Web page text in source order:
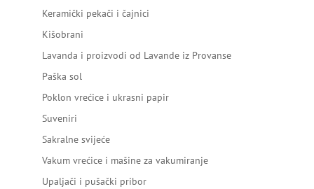
Keramički pekači i čajnici
Kišobrani
Lavanda i proizvodi od Lavande iz Provanse
Paška sol
Poklon vrećice i ukrasni papir
Suveniri
Sakralne svijeće
Vakum vrećice i mašine za vakumiranje
Upaljači i pušački pribor